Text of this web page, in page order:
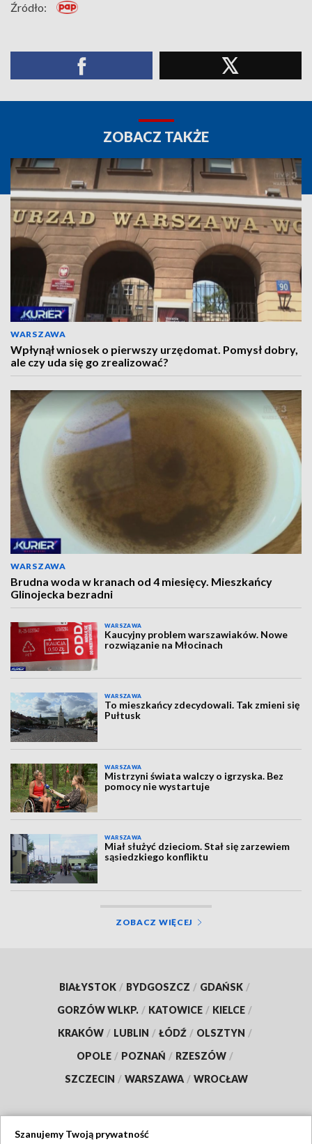
Źródło:
ZOBACZ TAKŻE
WARSZAWA
Wpłynął wniosek o pierwszy urzędomat. Pomysł dobry,
ale czy uda się go zrealizować?
WARSZAWA
Brudna woda w kranach od 4 miesięcy. Mieszkańcy
Glinojecka bezradni
WARSZAWA
Kaucyjny problem warszawiaków. Nowe
rozwiązanie na Młocinach
WARSZAWA
To mieszkańcy zdecydowali. Tak zmieni się
Pułtusk
WARSZAWA
Mistrzyni świata walczy o igrzyska. Bez
pomocy nie wystartuje
WARSZAWA
Miał służyć dzieciom. Stał się zarzewiem
sąsiedzkiego konfliktu
ZOBACZ WIĘCEJ
BIAŁYSTOK / BYDGOSZCZ / GDAŃSK /
GORZÓW WLKP. / KATOWICE / KIELCE /
KRAKÓW / LUBLIN / ŁÓDŹ / OLSZTYN /
OPOLE / POZNAŃ / RZESZÓW /
SZCZECIN / WARSZAWA / WROCŁAW
Szanujemy Twoją prywatność